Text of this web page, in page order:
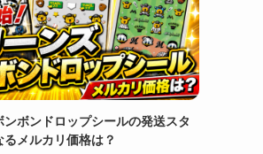
ンボンドロップシールの発送スタ
るメルカリ価格は？